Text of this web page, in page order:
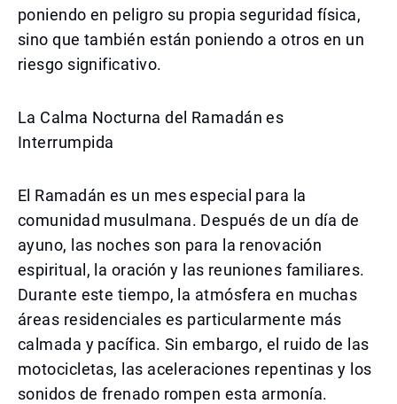
poniendo en peligro su propia seguridad física,
sino que también están poniendo a otros en un
riesgo significativo.
La Calma Nocturna del Ramadán es
Interrumpida
El Ramadán es un mes especial para la
comunidad musulmana. Después de un día de
ayuno, las noches son para la renovación
espiritual, la oración y las reuniones familiares.
Durante este tiempo, la atmósfera en muchas
áreas residenciales es particularmente más
calmada y pacífica. Sin embargo, el ruido de las
motocicletas, las aceleraciones repentinas y los
sonidos de frenado rompen esta armonía.